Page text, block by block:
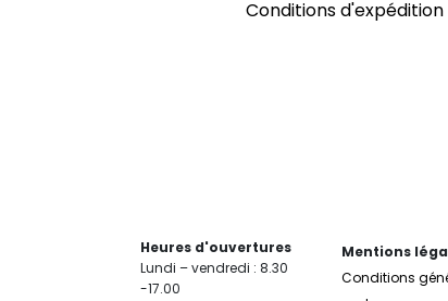
Conditions d'expédition
Heures d'ouvertures
Lundi – vendredi : 8.30
-17.00
Mentions
Conditions